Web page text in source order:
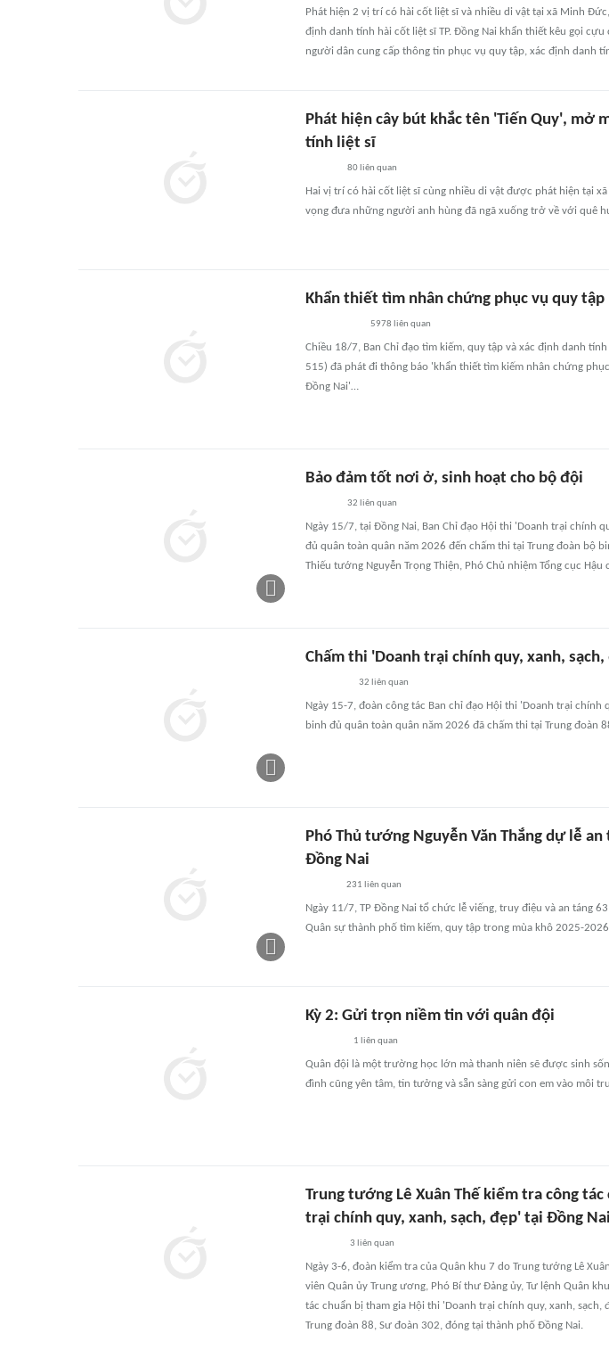
Phát hiện 2 vị trí có hài cốt liệt sĩ và nhiều di vật tại xã Minh
định danh tính hài cốt liệt sĩ TP. Đồng Nai khẩn thiết kêu gọi
người dân cung cấp thông tin phục vụ quy tập, xác định danh
Phát hiện cây bút khắc tên 'Tiến Quy', mở
tính liệt sĩ
80liên quan
Hai vị trí có hài cốt liệt sĩ cùng nhiều di vật được phát hiện tại
vọng đưa những người anh hùng đã ngã xuống trở về với quê
Khẩn thiết tìm nhân chứng phục vụ quy
5978 liên quan
Chiều 18/7, Ban Chỉ đạo tìm kiếm, quy tập và xác định danh
515) đã phát đi thông báo 'khẩn thiết tìm kiếm nhân chứng
Đồng Nai'…
Bảo đảm tốt nơi ở, sinh hoạt cho bộ đội
32 liên quan
Ngày 15/7, tại Đồng Nai, Ban Chỉ đạo Hội thi 'Doanh trại chính
đủ quân toàn quân năm 2026 đến chấm thi tại Trung đoàn bộ
Thiếu tướng Nguyễn Trọng Thiện, Phó Chủ nhiệm Tổng cục
Chấm thi 'Doanh trại chính quy, xanh,
32 liên quan
Ngày 15-7, đoàn công tác Ban chỉ đạo Hội thi 'Doanh trại chính
binh đủ quân toàn quân năm 2026 đã chấm thi tại Trung đoàn
Phó Thủ tướng Nguyễn Văn Thắng dự lễ
Đồng Nai
231 liên quan
Ngày 11/7, TP Đồng Nai tổ chức lễ viếng, truy điệu và an táng
Quân sự thành phố tìm kiếm, quy tập trong mùa khô 2025-
Kỳ 2: Gửi trọn niềm tin với quân đội
1 liên quan
Quân đội là một trường học lớn mà thanh niên sẽ được sinh
đình cũng yên tâm, tin tưởng và sẵn sàng gửi con em vào môi
Trung tướng Lê Xuân Thế kiểm tra công
trại chính quy, xanh, sạch, đẹp' tại Đồng Nai
3 liên quan
Ngày 3-6, đoàn kiểm tra của Quân khu 7 do Trung tướng Lê
viên Quân ủy Trung ương, Phó Bí thư Đảng ủy, Tư lệnh Quân
tác chuẩn bị tham gia Hội thi 'Doanh trại chính quy, xanh, sạch,
Trung đoàn 88, Sư đoàn 302, đóng tại thành phố Đồng Nai.